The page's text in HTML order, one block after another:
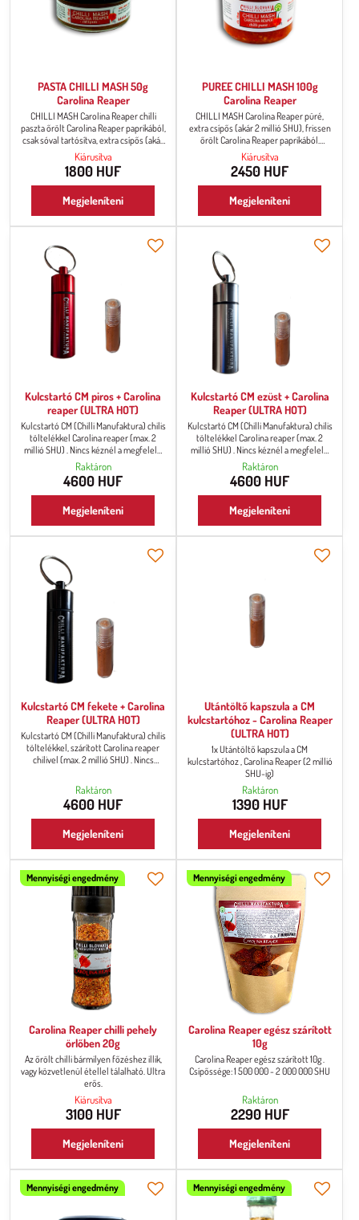
PASTA CHILLI MASH 50g
Carolina Reaper
CHILLI MASH Carolina Reaper chilli
paszta őrölt Carolina Reaper paprikából,
csak sóval tartósítva, extra csípős (akár
2 millió SHU), közvetlen fogyasztásra.
Az állaga sűrű, pépes.
Kiárusítva
1800 HUF
Megjeleníteni
PUREE CHILLI MASH 100g
Carolina Reaper
CHILLI MASH Carolina Reaper püré,
extra csípős (akár 2 millió SHU), frissen
őrölt Carolina Reaper paprikából.
Enyhén híg, pépes állagú. Kenhető
kenyérre, ételekre stb. közvetlen
fogyasztásra, vagy chilli alapként a
további feldolgozáshoz, pikáns falatok
elkészítéséhez, a chilli szószok alapja.
csípős szósz elkészítését, akkor erre
Kiárusítva
2450 HUF
Megjeleníteni
Kulcstartó CM piros + Carolina
reaper (ULTRA HOT)
Kulcstartó CM (Chilli Manufaktura) chilis
töltelékkel Carolina reaper (max. 2
millió SHU) . Nincs kéznél a megfelelő
csípős chili, amikor utazik vagy
étterembe látogat? Akasszon fel egy
őrölt chilivel ellátott kulcstartót a
kulcsaira, vagy egyszerűen tegye a
táskájába – chili mindig kéznél lesz.
számára, akik szeretik a csípős ételeket,
Raktáron
4600 HUF
Megjeleníteni
Kulcstartó CM ezüst + Carolina
Reaper (ULTRA HOT)
Kulcstartó CM (Chilli Manufaktura) chilis
töltelékkel Carolina reaper (max. 2
millió SHU) . Nincs kéznél a megfelelő
csípős chili, amikor utazik vagy
étterembe látogat? Akasszon fel egy
őrölt chilivel ellátott kulcstartót a
kulcsaira, vagy egyszerűen tegye a
táskájába – chili mindig kéznél lesz.
számára, akik szeretik a csípős ételeket,
Raktáron
4600 HUF
Megjeleníteni
Kulcstartó CM fekete + Carolina
Reaper (ULTRA HOT)
Kulcstartó CM (Chilli Manufaktura) chilis
töltelékkel, szárított Carolina reaper
chilivel (max. 2 millió SHU) . Nincs
utazik vagy étterembe látogat?
Akasszon fel egy őrölt chilivel ellátott
kulcstartót a kulcsaira, vagy egyszerűen
tegye a táskájába – chili mindig kéznél
lesz. Elegáns és praktikus megoldás
azok számára, akik szeretik a csípős
Raktáron
4600 HUF
Megjeleníteni
Utántöltő kapszula a CM
kulcstartóhoz - Carolina Reaper
(ULTRA HOT)
1x Utántöltő kapszula a CM
kulcstartóhoz , Carolina Reaper (2 millió
SHU-ig)
Raktáron
1390 HUF
Megjeleníteni
Mennyiségi engedmény
Carolina Reaper chilli pehely
örlőben 20g
Az őrölt chilli bármilyen főzéshez illik,
vagy közvetlenül étellel tálalható. Ultra
erős.
Kiárusítva
3100 HUF
Megjeleníteni
Mennyiségi engedmény
Carolina Reaper egész szárított
10g
Carolina Reaper egész szárított 10g .
Csípőssége: 1 500 000 - 2 000 000 SHU
Raktáron
2290 HUF
Megjeleníteni
Mennyiségi engedmény Mennyiségi engedmény